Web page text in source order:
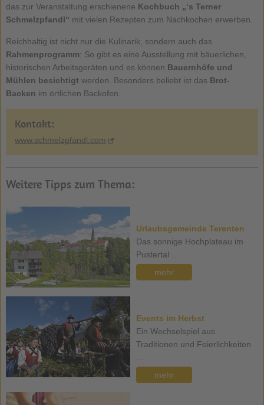
das zur Veranstaltung erschienene Kochbuch „‘s Terner
Schmelzpfandl“ mit vielen Rezepten zum Nachkochen erwerben.
Reichhaltig ist nicht nur die Kulinarik, sondern auch das
Rahmenprogramm: So gibt es eine Ausstellung mit bäuerlichen,
historischen Arbeitsgeräten und es können Bauernhöfe und
Mühlen besichtigt werden. Besonders beliebt ist das Brot-
Backen im örtlichen Backofen.
Kontakt:
www.schmelzpfandl.com
Weitere Tipps zum Thema:
Urlaubsgemeinde Terenten
Das sonnige Hochplateau im
Pustertal ...
mehr
Events im Herbst
Ein Wechselspiel aus
Traditionen und Feierlichkeiten
mehr